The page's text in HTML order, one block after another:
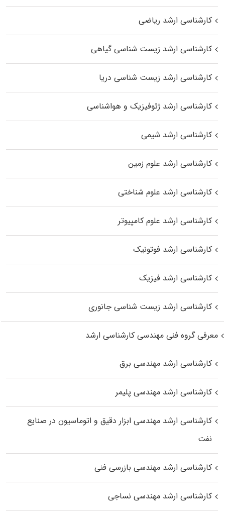
کارشناسی ارشد ریاضی
کارشناسی ارشد زیست‌ شناسی گیاهی
کارشناسی ارشد زیست‌ شناسی دریا
کارشناسی ارشد ژئوفیزیک و هواشناسی
کارشناسی ارشد شیمی
کارشناسی ارشد علوم زمین
کارشناسی ارشد علوم شناختی
کارشناسی ارشد علوم کامپیوتر
کارشناسی ارشد فوتونیک
کارشناسی ارشد فیزیک
کارشناسی ارشد زیست‌ شناسی جانوری
معرفی گروه فنی مهندسی کارشناسی ارشد
کارشناسی ارشد مهندسی برق
کارشناسی ارشد مهندسی پلیمر
کارشناسی ارشد مهندسی ابزار دقیق و اتوماسیون در صنایع
نفت
کارشناسی ارشد مهندسی بازرسی فنی
کارشناسی ارشد مهندسی نساجی